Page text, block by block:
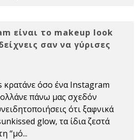
είναι το makeup look
σαν να γύρισες
όσο ένα Instagram
πάνω μας σχεδόν
ότι ξαφνικά
glow, τα ίδια ζεστά
“μό...